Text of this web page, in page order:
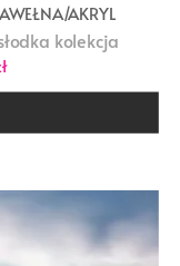
AKRYL
kolekcja
Zakres
cen:
od
do